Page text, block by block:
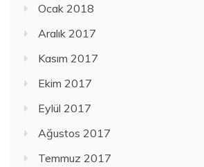
Ocak 2018
Aralık 2017
Kasım 2017
Ekim 2017
Eylül 2017
Ağustos 2017
Temmuz 2017